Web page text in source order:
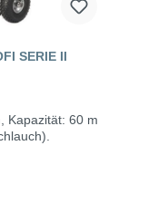
SERIE II
Kapazität: 60 m